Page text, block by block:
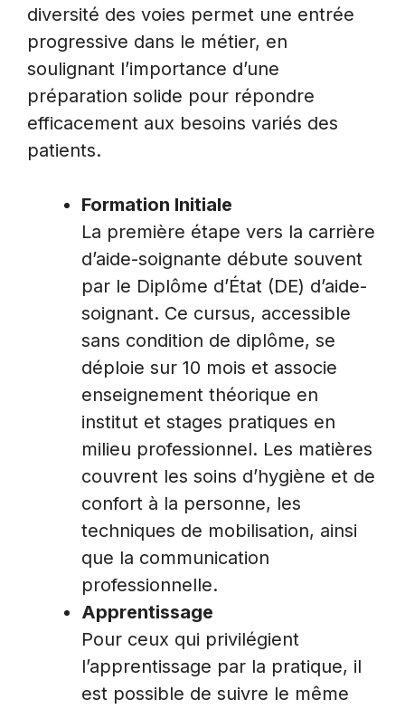
diversité des voies permet une entrée
progressive dans le métier, en
soulignant l’importance d’une
préparation solide pour répondre
efficacement aux besoins variés des
patients.
Formation Initiale
La première étape vers la carrière
d’aide-soignante débute souvent
par le Diplôme d’État (DE) d’aide-
soignant. Ce cursus, accessible
sans condition de diplôme, se
déploie sur 10 mois et associe
enseignement théorique en
institut et stages pratiques en
milieu professionnel. Les matières
couvrent les soins d’hygiène et de
confort à la personne, les
techniques de mobilisation, ainsi
que la communication
professionnelle.
Apprentissage
Pour ceux qui privilégient
l’apprentissage par la pratique, il
est possible de suivre le même